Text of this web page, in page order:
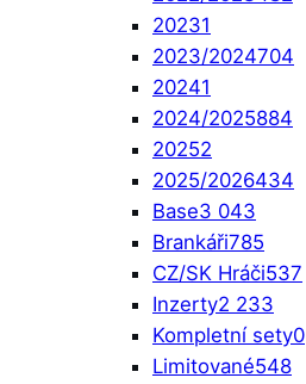
20231
2023/2024704
20241
2024/2025884
20252
2025/2026434
Base3 043
Brankáři785
CZ/SK Hráči537
Inzerty2 233
Kompletní sety0
Limitované548